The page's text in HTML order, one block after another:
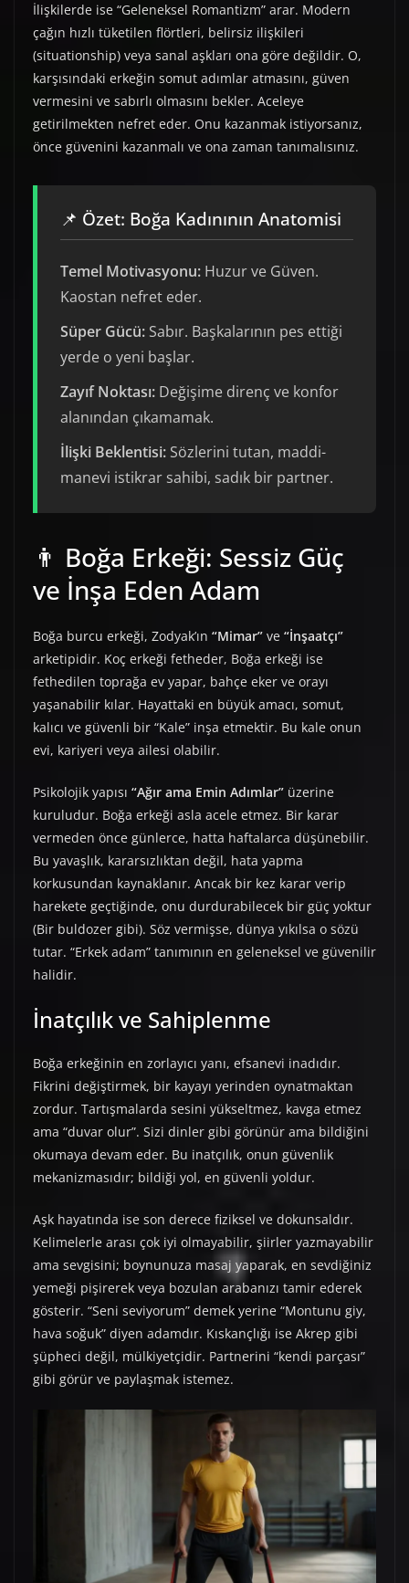
İlişkilerde ise “Geleneksel Romantizm” arar. Modern
çağın hızlı tüketilen flörtleri, belirsiz ilişkileri
(situationship) veya sanal aşkları ona göre değildir. O,
karşısındaki erkeğin somut adımlar atmasını, güven
vermesini ve sabırlı olmasını bekler. Aceleye
getirilmekten nefret eder. Onu kazanmak istiyorsanız,
önce güvenini kazanmalı ve ona zaman tanımalısınız.
📌 Özet: Boğa Kadınının Anatomisi
Temel Motivasyonu: Huzur ve Güven.
Kaostan nefret eder.
Süper Gücü: Sabır. Başkalarının pes ettiği
yerde o yeni başlar.
Zayıf Noktası: Değişime direnç ve konfor
alanından çıkamamak.
İlişki Beklentisi: Sözlerini tutan, maddi-
manevi istikrar sahibi, sadık bir partner.
👨 Boğa Erkeği: Sessiz Güç
ve İnşa Eden Adam
Boğa burcu erkeği, Zodyak’ın “Mimar” ve “İnşaatçı”
arketipidir. Koç erkeği fetheder, Boğa erkeği ise
fethedilen toprağa ev yapar, bahçe eker ve orayı
yaşanabilir kılar. Hayattaki en büyük amacı, somut,
kalıcı ve güvenli bir “Kale” inşa etmektir. Bu kale onun
evi, kariyeri veya ailesi olabilir.
Psikolojik yapısı “Ağır ama Emin Adımlar” üzerine
kuruludur. Boğa erkeği asla acele etmez. Bir karar
vermeden önce günlerce, hatta haftalarca düşünebilir.
Bu yavaşlık, kararsızlıktan değil, hata yapma
korkusundan kaynaklanır. Ancak bir kez karar verip
harekete geçtiğinde, onu durdurabilecek bir güç yoktur
(Bir buldozer gibi). Söz vermişse, dünya yıkılsa o sözü
tutar. “Erkek adam” tanımının en geleneksel ve güvenilir
halidir.
İnatçılık ve Sahiplenme
Boğa erkeğinin en zorlayıcı yanı, efsanevi inadıdır.
Fikrini değiştirmek, bir kayayı yerinden oynatmaktan
zordur. Tartışmalarda sesini yükseltmez, kavga etmez
ama “duvar olur”. Sizi dinler gibi görünür ama bildiğini
okumaya devam eder. Bu inatçılık, onun güvenlik
mekanizmasıdır; bildiği yol, en güvenli yoldur.
Aşk hayatında ise son derece fiziksel ve dokunsaldır.
Kelimelerle arası çok iyi olmayabilir, şiirler yazmayabilir
ama sevgisini; boynunuza masaj yaparak, en sevdiğiniz
yemeği pişirerek veya bozulan arabanızı tamir ederek
gösterir. “Seni seviyorum” demek yerine “Montunu giy,
hava soğuk” diyen adamdır. Kıskançlığı ise Akrep gibi
şüpheci değil, mülkiyetçidir. Partnerini “kendi parçası”
gibi görür ve paylaşmak istemez.